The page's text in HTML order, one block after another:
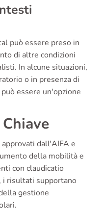
può essere preso in
di altre condizioni
In alcune situazioni,
o in presenza di
essere un'opzione
dall'AIFA e
della mobilità e
con claudicatio
risultati supportano
gestione